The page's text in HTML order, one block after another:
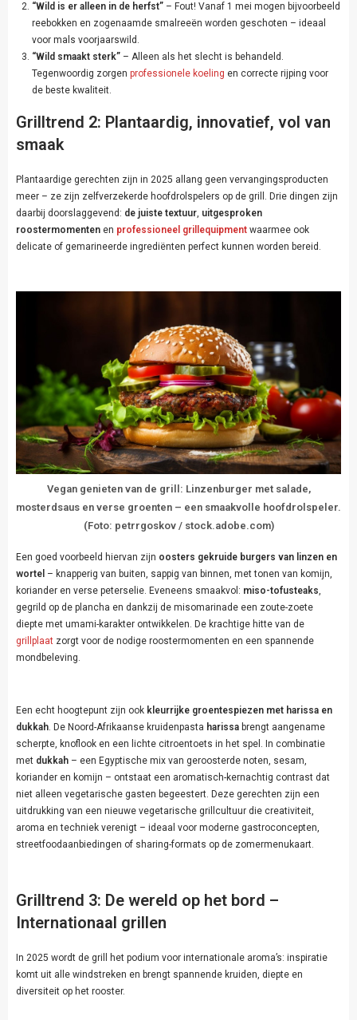
“Wild is er alleen in de herfst” – Fout! Vanaf 1 mei mogen bijvoorbeeld
reebokken en zogenaamde smalreeën worden geschoten – ideaal
voor mals voorjaarswild.
“Wild smaakt sterk” – Alleen als het slecht is behandeld.
Tegenwoordig zorgen professionele koeling en correcte rijping voor
de beste kwaliteit.
Grilltrend 2: Plantaardig, innovatief, vol van
smaak
Plantaardige gerechten zijn in 2025 allang geen vervangingsproducten
meer – ze zijn zelfverzekerde hoofdrolspelers op de grill. Drie dingen zijn
daarbij doorslaggevend: de juiste textuur, uitgesproken
roostermomenten en professioneel grillequipment waarmee ook
delicate of gemarineerde ingrediënten perfect kunnen worden bereid.
Vegan genieten van de grill: Linzenburger met salade,
mosterdsaus en verse groenten – een smaakvolle hoofdrolspeler.
(Foto: petrrgoskov / stock.adobe.com)
Een goed voorbeeld hiervan zijn oosters gekruide burgers van linzen en
wortel – knapperig van buiten, sappig van binnen, met tonen van komijn,
koriander en verse peterselie. Eveneens smaakvol: miso-tofusteaks
gegrild op de plancha en dankzij de misomarinade een zoute-zoete
diepte met umami-karakter ontwikkelen. De krachtige hitte van de
grillplaat zorgt voor de nodige roostermomenten en een spannende
mondbeleving.
Een echt hoogtepunt zijn ook kleurrijke groentespiezen met harissa en
dukkah . De Noord-Afrikaanse kruidenpasta harissa brengt aangename
scherpte, knoflook en een lichte citroentoets in het spel. In combinatie
met dukkah – een Egyptische mix van geroosterde noten, sesam,
koriander en komijn – ontstaat een aromatisch-kernachtig contrast dat
niet alleen vegetarische gasten begeestert. Deze gerechten zijn een
uitdrukking van een nieuwe vegetarische grillcultuur die creativiteit,
aroma en techniek verenigt – ideaal voor moderne gastroconcepten,
streetfoodaanbiedingen of sharing-formats op de zomermenukaart.
Grilltrend 3: De wereld op het bord –
Internationaal grillen
In 2025 wordt de grill het podium voor internationale aroma’s: inspiratie
komt uit alle windstreken en brengt spannende kruiden, diepte en
diversiteit op het rooster.